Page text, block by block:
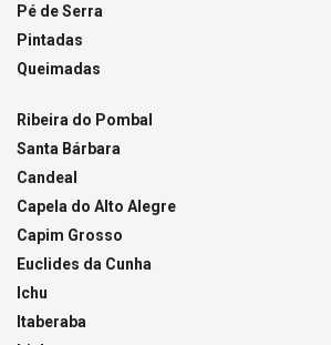
Pé de Serra
Pintadas
Queimadas
Ribeira do Pombal
Santa Bárbara
Candeal
Capela do Alto Alegre
Capim Grosso
Euclides da Cunha
Ichu
Itaberaba